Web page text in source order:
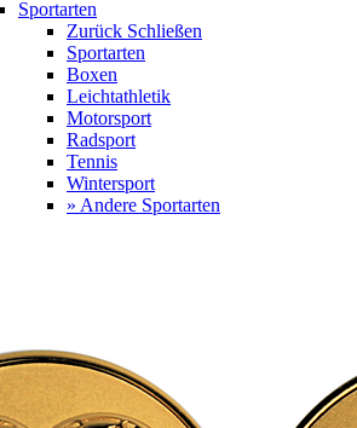
Sportarten
Zurück Schließen
Sportarten
Boxen
Leichtathletik
Motorsport
Radsport
Tennis
Wintersport
» Andere Sportarten